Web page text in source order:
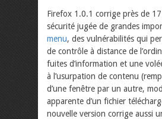
Firefox 1.0.1 corrige près de
sécurité jugée de grandes
menu, des vulnérabilités qui
de contrôle à distance de
fuites d’information et une
à l’usurpation de contenu
d’une fenêtre par un autre,
apparente d’un fichier
nouvelle version corrige aussi